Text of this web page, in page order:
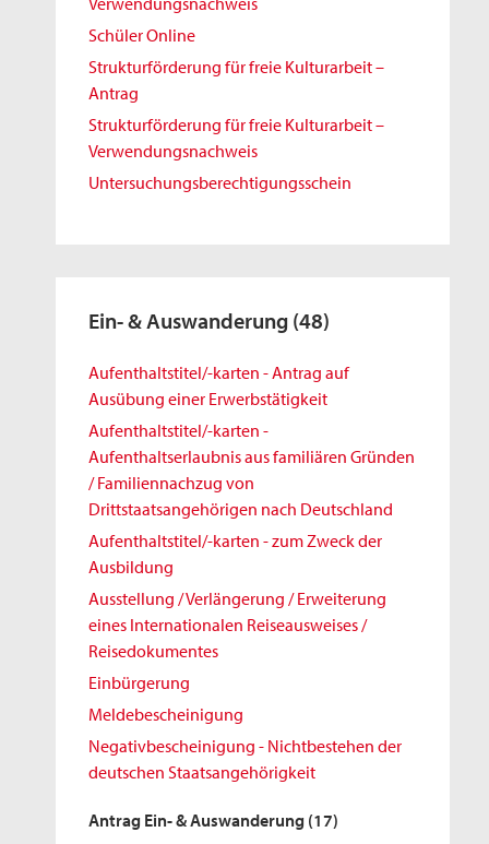
Schüler Online
Strukturförderung für freie Kulturarbeit –
Antrag
Strukturförderung für freie Kulturarbeit –
Verwendungsnachweis
Untersuchungsberechtigungsschein
Ein- & Auswanderung (48)
Aufenthaltstitel/-karten - Antrag auf
Ausübung einer Erwerbstätigkeit
Aufenthaltstitel/-karten -
Aufenthaltserlaubnis aus familiären Gründen
/ Familiennachzug von
Drittstaatsangehörigen nach Deutschland
Aufenthaltstitel/-karten - zum Zweck der
Ausbildung
Ausstellung / Verlängerung / Erweiterung
eines Internationalen Reiseausweises /
Reisedokumentes
Einbürgerung
Meldebescheinigung
Negativbescheinigung - Nichtbestehen der
deutschen Staatsangehörigkeit
Antrag Ein- & Auswanderung (17)